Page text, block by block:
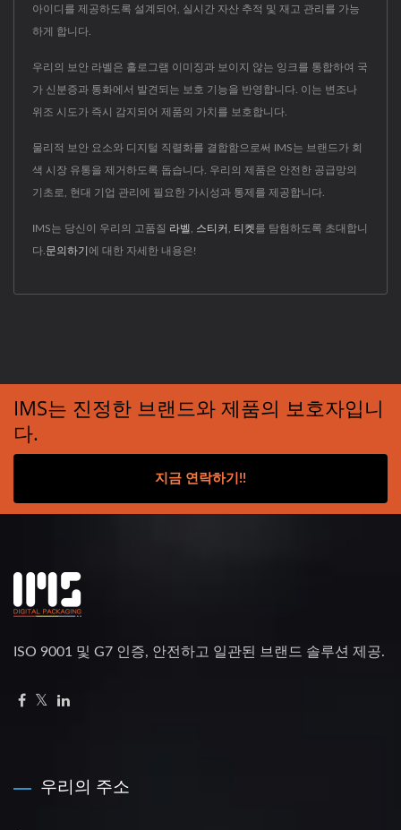
아이디를 제공하도록 설계되어, 실시간 자산 추적 및 재고 관리를 가능
하게 합니다.
우리의 보안 라벨은 홀로그램 이미징과 보이지 않는 잉크를 통합하여 국
가 신분증과 통화에서 발견되는 보호 기능을 반영합니다. 이는 변조나
위조 시도가 즉시 감지되어 제품의 가치를 보호합니다.
물리적 보안 요소와 디지털 직렬화를 결합함으로써 IMS는 브랜드가 회
색 시장 유통을 제거하도록 돕습니다. 우리의 제품은 안전한 공급망의
기초로, 현대 기업 관리에 필요한 가시성과 통제를 제공합니다.
IMS는 당신이 우리의 고품질 라벨 스티커 티켓를 탐험하도록 초대합니
다. 문의하기 에 대한 자세한 내용은!
IMS는 진정한 브랜드와 제품의 보호자입니
다.
지금 연락하기!!
ISO 9001 및 G7 인증, 안전하고 일관된 브랜드 솔루션 제공.
우리의 주소